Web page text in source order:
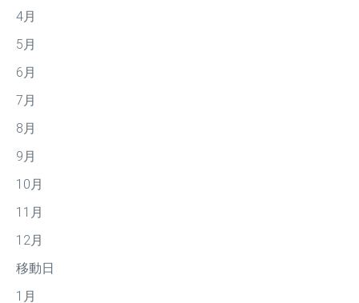
4月
5月
6月
7月
8月
9月
10月
11月
12月
移動日
1月